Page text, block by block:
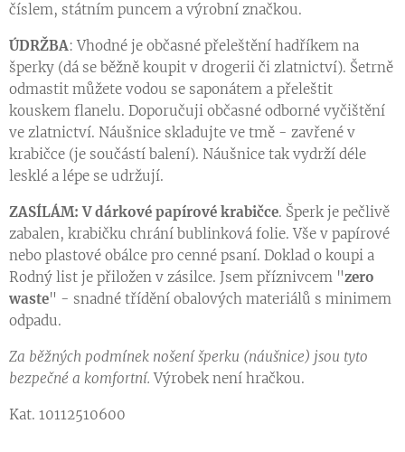
číslem, státním puncem a výrobní značkou.
ÚDRŽBA: Vhodné je občasné přeleštění hadříkem na
šperky (dá se běžně koupit v drogerii či zlatnictví). Šetrně
odmastit můžete vodou se saponátem a přeleštit
kouskem flanelu. Doporučuji občasné odborné vyčištění
ve zlatnictví. Náušnice skladujte ve tmě - zavřené v
krabičce (je součástí balení). Náušnice tak vydrží déle
lesklé a lépe se udržují.
ZASÍLÁM: V dárkové papírové krabičce. Šperk je pečlivě
zabalen, krabičku chrání bublinková folie. Vše v papírové
nebo plastové obálce pro cenné psaní. Doklad o koupi a
Rodný list je přiložen v zásilce. Jsem příznivcem "zero
waste" - snadné třídění obalových materiálů s minimem
odpadu.
Za běžných podmínek nošení šperku (náušnice) jsou tyto
bezpečné a komfortní.Výrobek není hračkou.
Kat. 10112510600